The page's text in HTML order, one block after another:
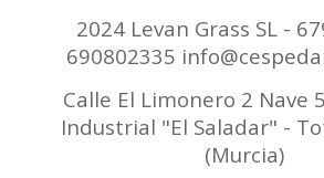
2024 Levan Grass SL -
690802335
Calle El Limonero 2 Nave
Industrial "El Saladar" -
(Murcia)